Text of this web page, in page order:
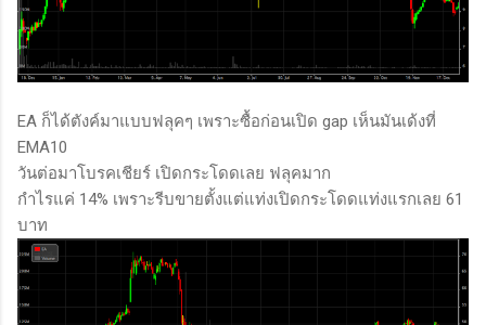
EA ก็ได้ตังค์มาแบบฟลุคๆ เพราะซื้อก่อนเปิด gap เห็นมันเด้งที่
EMA10
วันต่อมาโบรคเชียร์ เปิดกระโดดเลย ฟลุคมาก
กำไรแค่ 14% เพราะรีบขายตั้งแต่แท่งเปิดกระโดดแท่งแรกเลย 61
บาท